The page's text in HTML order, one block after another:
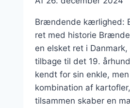
Brændende kærlighed:
ret med historie
en elsket ret i
tilbage til det 19.
kendt for sin enkle,
kombination af
tilsammen skaber en